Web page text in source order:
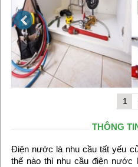
1
THÔNG
Điện nước là nhu cầu tất yếu
thế nào thì nhu cầu điện